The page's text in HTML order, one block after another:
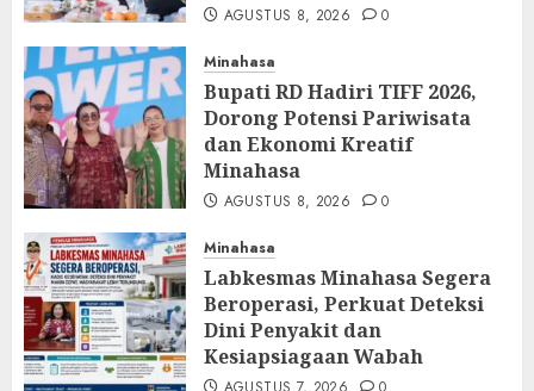
AGUSTUS 8, 2026 0
Minahasa
Bupati RD Hadiri TIFF 2026,
Dorong Potensi Pariwisata
dan Ekonomi Kreatif
Minahasa
AGUSTUS 8, 2026 0
Minahasa
Labkesmas Minahasa Segera
Beroperasi, Perkuat Deteksi
Dini Penyakit dan
Kesiapsiagaan Wabah